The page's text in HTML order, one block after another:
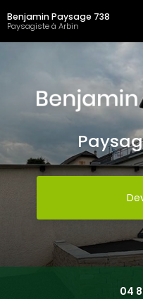
au
contenu
principal
Benjamin Paysage 738
Paysagiste à Arbin
04